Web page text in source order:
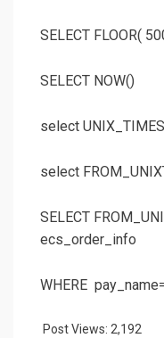
SELECT FLOOR(
SELECT NOW()
select
select
SELECT
ecs_order_info
WHERE
Post Views: 2,192